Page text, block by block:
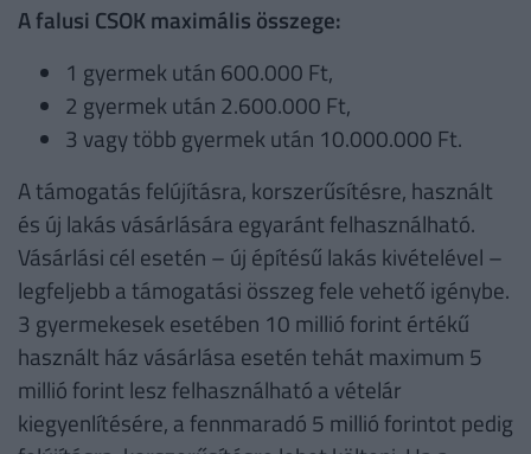
A falusi CSOK maximális összege:
1 gyermek után 600.000 Ft,
2 gyermek után 2.600.000 Ft,
3 vagy több gyermek után 10.000.000 Ft.
A támogatás felújításra, korszerűsítésre, használt
és új lakás vásárlására egyaránt felhasználható.
Vásárlási cél esetén – új építésű lakás kivételével –
legfeljebb a támogatási összeg fele vehető igénybe.
3 gyermekesek esetében 10 millió forint értékű
használt ház vásárlása esetén tehát maximum 5
millió forint lesz felhasználható a vételár
kiegyenlítésére, a fennmaradó 5 millió forintot pedig